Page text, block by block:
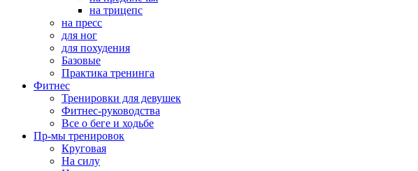
на трицепс
на пресс
для ног
для похудения
Базовые
Практика тренинга
Фитнес
Тренировки для девушек
Фитнес-руководства
Все о беге и ходьбе
Пр-мы тренировок
Круговая
На силу